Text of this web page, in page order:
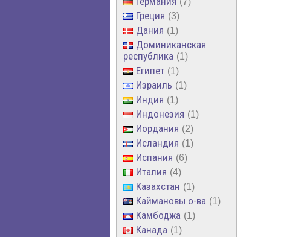
Греция 3
Дания 1
Доминиканская
республика
1
Египет 1
Израиль 1
Индия 1
Индонезия 1
Иордания 2
Исландия 1
Испания 6
Италия 4
Казахстан 1
Каймановы о-ва 1
Камбоджа 1
Канада 1